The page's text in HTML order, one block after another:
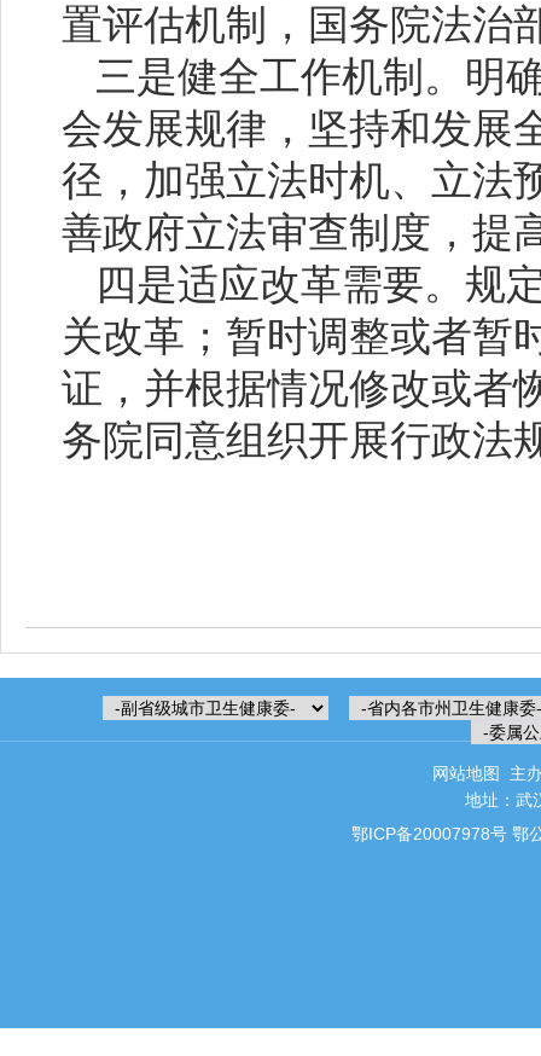
置评估机制，国务院法治
三是健全工作机制。明
会发展规律，坚持和发展
径，加强立法时机、立法
善政府立法审查制度，提
四是适应改革需要。规
关改革；暂时调整或者暂
证，并根据情况修改或者
务院同意组织开展行政法
网站地图
主
地址：武
鄂ICP备20007978号 鄂